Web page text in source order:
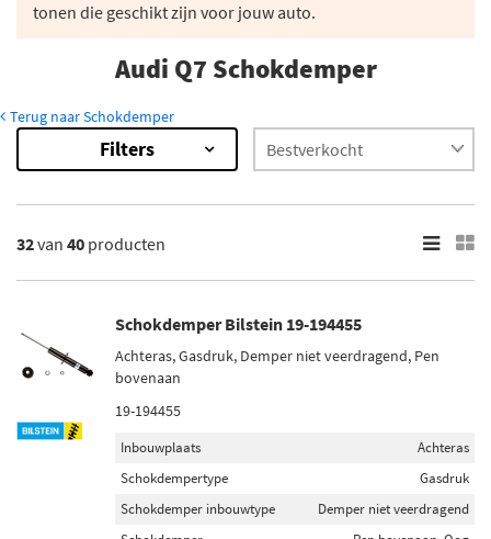
tonen die geschikt zijn voor jouw auto.
Audi Q7 Schokdemper
Terug naar Schokdemper
Resultaten
×
Monroe (7)
Maxgear (1)
Sachs (9)
Bilstein (9)
Inbouwplaats
Filters
32van 40 producten
Schokdemper Bilstein 19-194455
Achteras, Gasdruk, Demper niet veerdragend, Pen
bovenaan
19-194455
Inbouwplaats
Achteras
Schokdempertype
Gasdruk
Schokdemper inbouwtype
Demper niet veerdragend